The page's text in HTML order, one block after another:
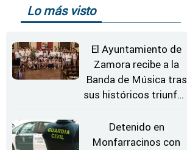
Lo más visto
El Ayuntamiento de
Zamora recibe a la
Banda de Música tras
sus históricos triunfos
Detenido en
Monfarracinos con